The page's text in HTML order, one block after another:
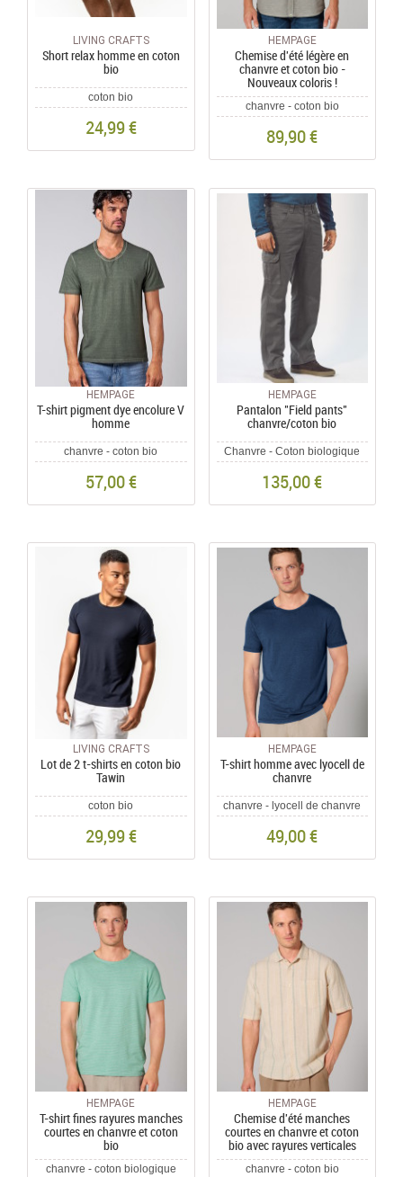
LIVING CRAFTS
Short relax homme en coton
bio
coton bio
24,99 €
HEMPAGE
Chemise d'été légère en
chanvre et coton bio -
Nouveaux coloris !
chanvre - coton bio
89,90 €
HEMPAGE
T-shirt pigment dye encolure V
homme
chanvre - coton bio
57,00 €
HEMPAGE
Pantalon "Field pants"
chanvre/coton bio
Chanvre - Coton biologique
135,00 €
LIVING CRAFTS
Lot de 2 t-shirts en coton bio
Tawin
coton bio
29,99 €
HEMPAGE
T-shirt homme avec lyocell de
chanvre
chanvre - lyocell de chanvre
49,00 €
HEMPAGE
T-shirt fines rayures manches
courtes en chanvre et coton
bio
chanvre - coton biologique
HEMPAGE
Chemise d'été manches
courtes en chanvre et coton
bio avec rayures verticales
chanvre - coton bio